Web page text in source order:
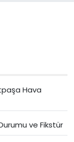
Hava
ve Fikstür